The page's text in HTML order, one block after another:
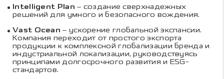
Intelligent Plan – создание сверхнадежных
решений для умного и безопасного вождения.
Vast Ocean – ускорение глобальной экспансии.
Компания переходит от простого экспорта
продукции к комплексной глобализации бренда и
индустриальной локализации, руководствуясь
принципами долгосрочного развития и ESG-
стандартов.